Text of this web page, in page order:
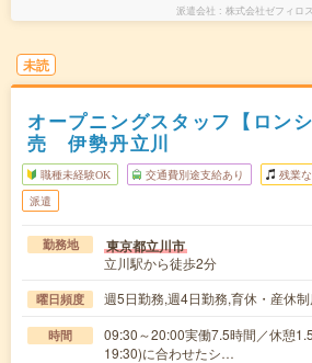
派遣会社 株式会社ゼフィロス
未読
オープニングスタッフ【ロン
売 伊勢丹立川
職種未経験OK 交通費別途支給あり 残業な
派遣
勤務地 東京都立川市
立川駅から徒歩2分
曜日頻度 週5日勤務,週4日勤務,育休・産休制
時間
09:30～20:00実働7.5時間／休憩
19:30)に合わせたシ…